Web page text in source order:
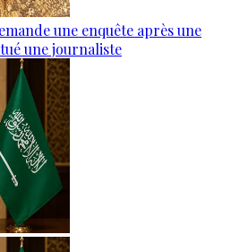
une enquête après une
une journaliste